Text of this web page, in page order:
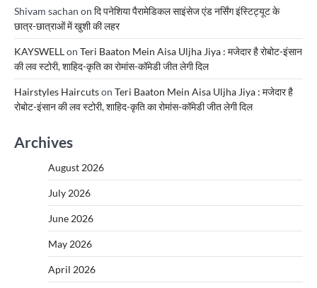
Shivam sachan on दि पनेशिया पैरामेडिकल साइंसेज एंड नर्सिंग इंस्टिट्यूट के
छात्र-छात्राओं में खुशी की लहर
KAYSWELLon Teri Baaton Mein Aisa Uljha Jiya : मजेदार है रोबोट-इंसान
की लव स्टोरी, शाहिद-कृति का रोमांस-कॉमेडी जीत लेगी दिल
Hairstyles Haircutson Teri Baaton Mein Aisa Uljha Jiya : मजेदार है
रोबोट-इंसान की लव स्टोरी, शाहिद-कृति का रोमांस-कॉमेडी जीत लेगी दिल
Archives
August 2026
July 2026
June 2026
May 2026
April 2026